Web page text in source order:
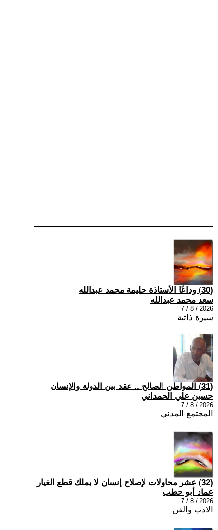
(30) وداعًا الأستاذة حليمة محمد عبدالله
سعد محمد عبدالله
2026 / 8 / 7
سيرة ذاتية
(31) المواطن الصالح .. عقد بين الدولة والإنسان
حسين علي الحمداني
2026 / 8 / 7
المجتمع المدني
(32) عشر محاولات لإصلاح إنسان لا يملك قطع الغيار
عماد أبو حطب
2026 / 8 / 7
الادب والفن